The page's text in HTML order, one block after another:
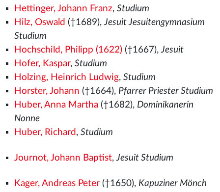
Hettinger, Johann Franz, Studium
Hilz, Oswald (†1689),Jesuit Jesuitengymnasium
Studium
Hochschild, Philipp (1622)(†1667),Jesuit
Hofer, Kaspar, Studium
Holzing, Heinrich Ludwig, Studium
Horster, Johann (†1664), Pfarrer Priester Studium
Huber, Anna Martha(†1682), Dominikanerin
Nonne
Huber, Richard , Studium
Journot, Johann Baptist,Jesuit Studium
Kager, Andreas Peter(†1650), Kapuziner Mönch